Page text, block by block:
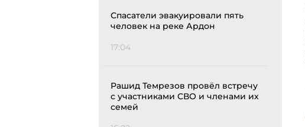
Спасатели эвакуировали пять
человек на реке Ардон
17:04
Рашид Темрезов провёл встречу
с участниками СВО и членами их
семей